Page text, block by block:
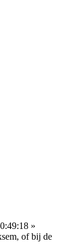
»
of bij de